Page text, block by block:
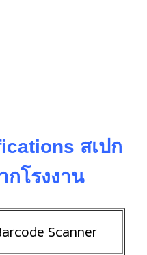
สเปก
กโรงงาน
Scanner